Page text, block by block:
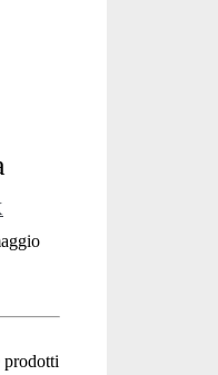
prodotti